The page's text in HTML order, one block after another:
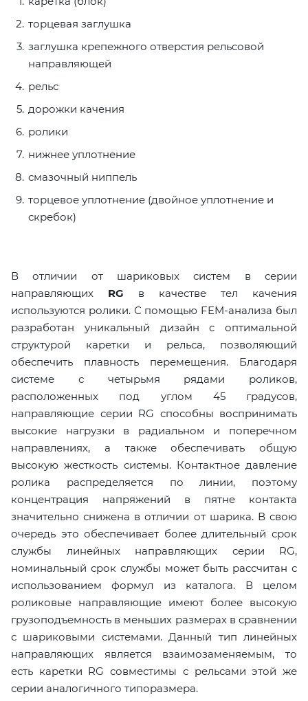
торцевая заглушка
заглушка крепежного отверстия рельсовой
направляющей
рельс
дорожки качения
ролики
нижнее уплотнение
смазочный ниппель
торцевое уплотнение (двойное уплотнение и
скребок)
В отличии от шариковых систем в серии
направляющих RG в качестве тел качения
используются ролики. С помощью FEM-анализа был
разработан уникальный дизайн с оптимальной
структурой каретки и рельса, позволяющий
обеспечить плавность перемещения. Благодаря
системе с четырьмя рядами роликов,
расположенных под углом 45 градусов,
направляющие серии RG способны воспринимать
высокие нагрузки в радиальном и поперечном
направлениях, а также обеспечивать общую
высокую жесткость системы. Контактное давление
ролика распределяется по линии, поэтому
концентрация напряжений в пятне контакта
значительно снижена в отличии от шарика. В свою
очередь это обеспечивает более длительный срок
службы линейных направляющих серии RG,
номинальный срок службы может быть рассчитан с
использованием формул из каталога. В целом
роликовые направляющие имеют более высокую
грузоподъемность в меньших размерах в сравнении
с шариковыми системами. Данный тип линейных
направляющих является взаимозаменяемым, то
есть каретки RG совместимы с рельсами этой же
серии аналогичного типоразмера.